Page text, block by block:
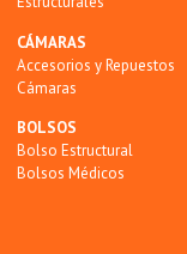
CÁMARAS
Accesorios y Repuestos
Cámaras
BOLSOS
Bolso Estructural
Bolsos Médicos